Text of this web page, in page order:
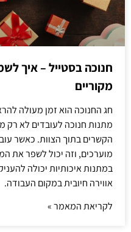
חנוכה בסטייל – איך
מקוריים
חג החנוכה הוא זמן מעולה
מתנות חנוכה לעובדים לא
הקשרים בתוך הצוות. כאשר
מוערכים, וזה יכול לשפר את
במתנות איכותיות יכולה
אווירה חיובית במקום העבודה.
לקריאת המאמר »